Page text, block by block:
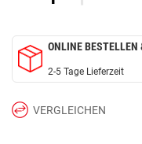
ONLINE BESTELLEN
2-5 Tage Lieferzeit
VERGLEICHEN